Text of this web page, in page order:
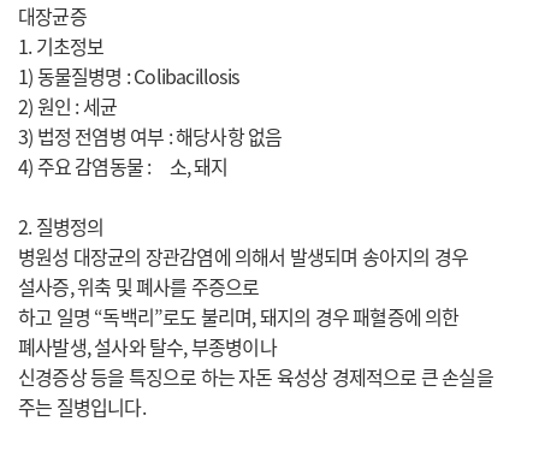
대장균증
1. 기초정보
1) 동물질병명 : Colibacillosis
2) 원인 : 세균
3) 법정 전염병 여부 : 해당사항 없음
4) 주요 감염동물 : 소, 돼지
2. 질병정의
병원성 대장균의 장관감염에 의해서 발생되며 송아지의 경우
설사증, 위축 및 폐사를 주증으로
하고 일명 “독백리”로도 불리며, 돼지의 경우 패혈증에 의한
폐사발생, 설사와 탈수, 부종병이나
신경증상 등을 특징으로 하는 자돈 육성상 경제적으로 큰 손실을
주는 질병입니다.